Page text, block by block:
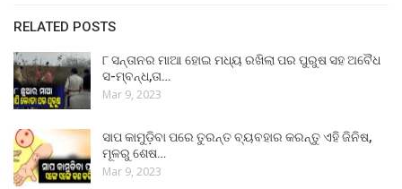
RELATED POSTS
୮ ସନ୍ତାନର ମାଆ ହୋଇ ମଧ୍ୟ ରଖିଲା ପର ପୁରୁଷ ସହ ଅବୈଧ
ସ-ମ୍ବନ୍ଧ,ତା…
Mar 9, 2023
ସାପ କାମୁଡ଼ିବା ପରେ ତୁରନ୍ତ ବ୍ୟବହାର କରନ୍ତୁ ଏହି ଜିନିଷ,
ମୂଳରୁ ଶେଷ…
Mar 9, 2023